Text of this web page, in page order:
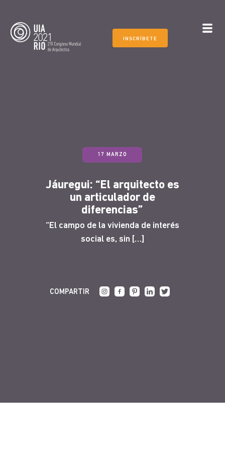
INSCRÍBETE
17 MARZO
Jáuregui: “El arquitecto es
un articulador de
diferencias”
“El campo de la vivienda de interés
social es, sin […]
COMPARTIR